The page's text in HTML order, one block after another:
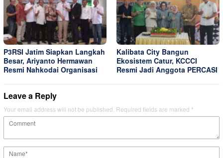
P3RSI Jatim Siapkan Langkah
Besar, Ariyanto Hermawan
Resmi Nahkodai Organisasi
Kalibata City Bangun
Ekosistem Catur, KCCCI
Resmi Jadi Anggota PERCASI
Leave a Reply
Your email address will not be published. Required fields are marked *